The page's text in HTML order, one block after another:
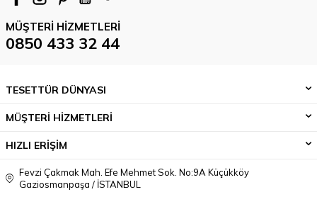
MÜŞTERI HIZMETLERI
0850 433 32 44
TESETTÜR DÜNYASI
MÜŞTERİ HİZMETLERİ
HIZLI ERİŞİM
Fevzi Çakmak Mah. Efe Mehmet Sok. No:9A Küçükköy
Gaziosmanpaşa / İSTANBUL